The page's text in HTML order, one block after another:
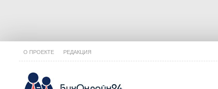
О ПРОЕКТЕ РЕДАКЦИЯ